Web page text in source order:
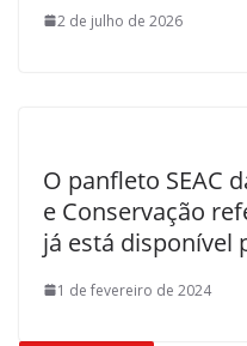
2 de julho de 2026
O panfleto SEAC
e Conservação
já está disponível
1 de fevereiro de 2024